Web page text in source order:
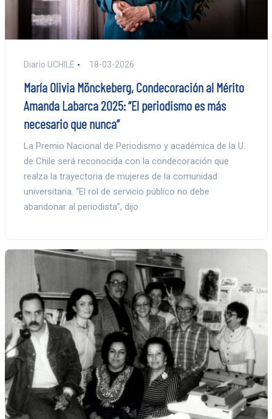
Diario UCHILE 18-03-2026
María Olivia Mönckeberg, Condecoración al Mérito
Amanda Labarca 2025: “El periodismo es más
necesario que nunca”
La Premio Nacional de Periodismo y académica de la U.
de Chile será reconocida con la condecoración que
realza la trayectoria de mujeres de la comunidad
universitaria. “El rol de servicio público no debe
abandonar al periodista”, dijo.